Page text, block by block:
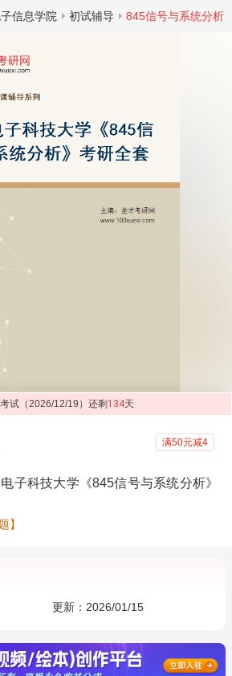
信息学院 初试辅导 845信号与系统分析
试（2026/12/19）还剩 134天
满50元减4
子科技大学《845信号与系统分析》
】
更新：2026/01/15